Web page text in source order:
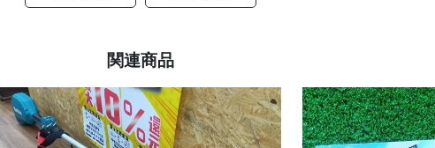
関連商品